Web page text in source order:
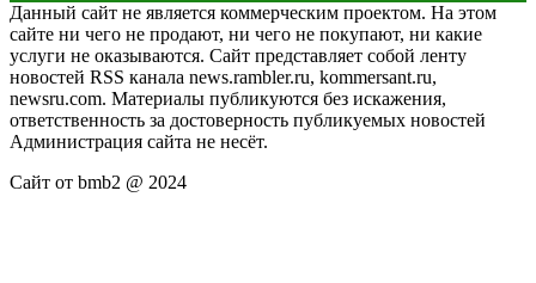
Данный сайт не является коммерческим проектом. На этом
сайте ни чего не продают, ни чего не покупают, ни какие
услуги не оказываются. Сайт представляет собой ленту
новостей RSS канала news.rambler.ru, kommersant.ru,
newsru.com. Материалы публикуются без искажения,
ответственность за достоверность публикуемых новостей
Администрация сайта не несёт.
Сайт от bmb2 @ 2024